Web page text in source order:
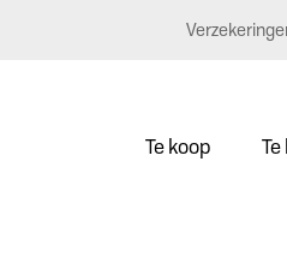
Te koop Te